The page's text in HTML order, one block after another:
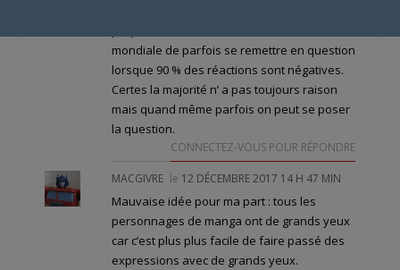
mondiale de parfois se remettre en question
lorsque 90 % des réactions sont négatives.
Certes la majorité n’ a pas toujours raison
mais quand même parfois on peut se poser
la question.
CONNECTEZ-VOUS POUR RÉPONDRE
MACGIVRE le 12 DÉCEMBRE 2017 14 H 47 MIN
Mauvaise idée pour ma part : tous les
personnages de manga ont de grands yeux
car c’est plus plus facile de faire passé des
expressions avec de grands yeux.